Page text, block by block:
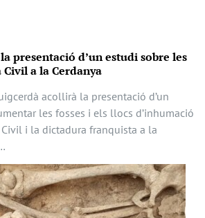
presentació d’un estudi sobre les
Civil a la Cerdanya
acollirà la presentació d’un
les fosses i els llocs d’inhumació
i la dictadura franquista a la